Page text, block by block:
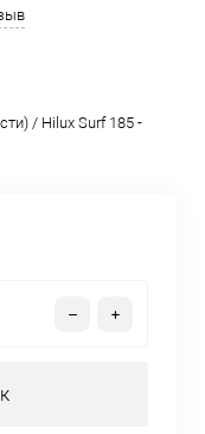
/ Hilux Surf 185 -